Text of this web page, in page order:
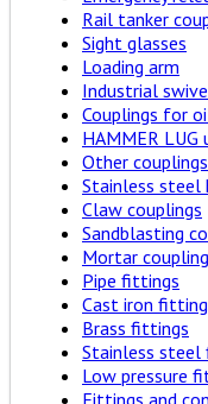
Rail tanker
Sight glasses
Loading arm
Industrial
Couplings for
HAMMER LUG
Other
Stainless steel
Claw couplings
Sandblasting
Mortar
Pipe fittings
Cast iron
Brass fittings
Stainless
Low pressure